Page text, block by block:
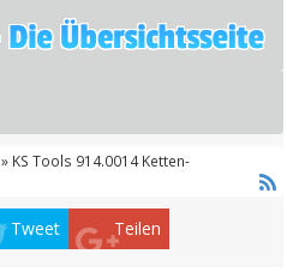
» KS Tools 914.0014 Ketten-
Tweet Teilen